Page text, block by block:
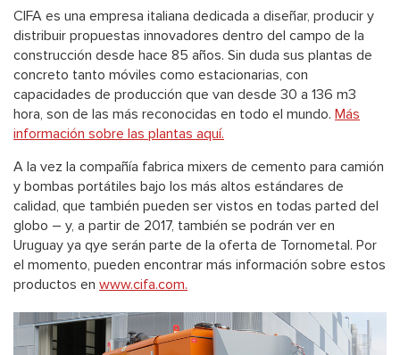
CIFA es una empresa italiana dedicada a diseñar, producir y
distribuir propuestas innovadores dentro del campo de la
construcción desde hace 85 años. Sin duda sus plantas de
concreto tanto móviles como estacionarias, con
capacidades de producción que van desde 30 a 136 m3
hora, son de las más reconocidas en todo el mundo. Más
información sobre las plantas aquí.
A la vez la compañía fabrica mixers de cemento para camión
y bombas portátiles bajo los más altos estándares de
calidad, que también pueden ser vistos en todas parted del
globo – y, a partir de 2017, también se podrán ver en
Uruguay ya qye serán parte de la oferta de Tornometal. Por
el momento, pueden encontrar más información sobre estos
productos en www.cifa.com.